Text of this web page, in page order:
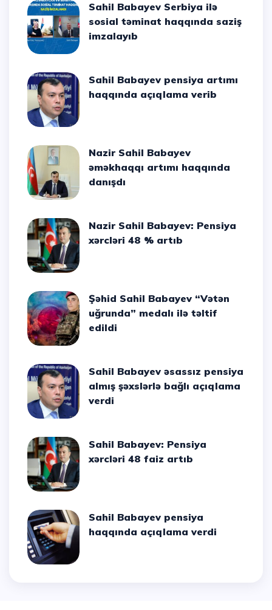
Sahil Babayev Serbiya ilə
sosial təminat haqqında saziş
imzalayıb
Sahil Babayev pensiya artımı
haqqında açıqlama verib
Nazir Sahil Babayev
əməkhaqqı artımı haqqında
danışdı
Nazir Sahil Babayev: Pensiya
xərcləri 48 % artıb
Şəhid Sahil Babayev “Vətən
uğrunda” medalı ilə təltif
edildi
Sahil Babayev əsassız pensiya
almış şəxslərlə bağlı açıqlama
verdi
Sahil Babayev: Pensiya
xərcləri 48 faiz artıb
Sahil Babayev pensiya
haqqında açıqlama verdi